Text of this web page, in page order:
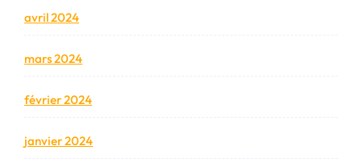
avril 2024
mars 2024
février 2024
janvier 2024